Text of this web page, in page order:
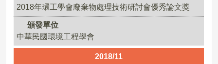
2018年環工學會廢棄物處理技術研討會優秀論文獎
頒發單位
中華民國環境工程學會
2018/11